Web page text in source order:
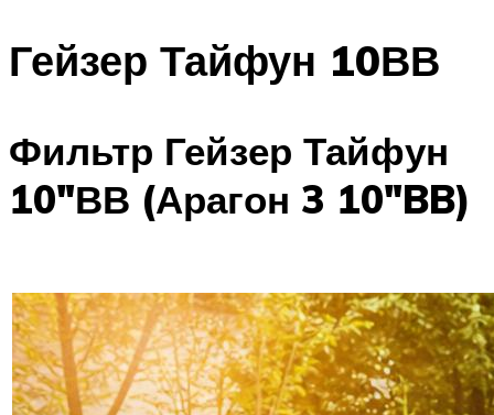
Гейзер Тайфун 10ВВ
Фильтр Гейзер Тайфун
10″ВВ (Арагон 3 10″BB)